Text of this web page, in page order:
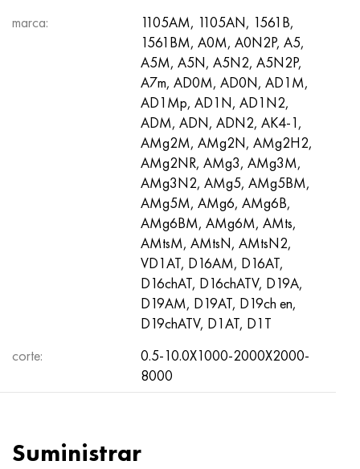
marca:
1105AM, 1105AN, 1561B,
1561BM, A0M, A0N2P, A5,
A5M, A5N, A5N2, A5N2P,
A7m, AD0M, AD0N, AD1M,
AD1Mp, AD1N, AD1N2,
ADM, ADN, ADN2, AK4-1,
AMg2M, AMg2N, AMg2H2,
AMg2NR, AMg3, AMg3M,
AMg3N2, AMg5, AMg5BM,
AMg5M, AMg6, AMg6B,
AMg6BM, AMg6M, AMts,
AMtsM, AMtsN, AMtsN2,
VD1AT, D16AM, D16AT,
D16chAT, D16chATV, D19A,
D19AM, D19AT, D19ch en,
D19chATV, D1AT, D1T
corte:
0.5-10.0X1000-2000X2000-
8000
Suministrar